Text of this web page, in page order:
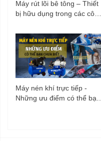
Máy rút lõi bê tông – Thiết
bị hữu dụng trong các công
Máy nén khí trực tiếp -
Những ưu điểm có thể bạn